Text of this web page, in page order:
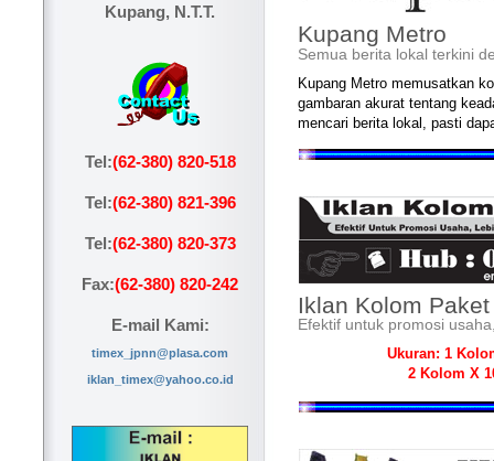
Kupang, N.T.T.
Tel:(62-380) 820-518
Tel:(62-380) 821-396
Tel:(62-380) 820-373
Fax:(62-380) 820-242
E-mail Kami:
timex_jpnn@plasa.com
iklan_timex@yahoo.co.id
Kupang Metro
Semua berita lokal terkini
Kupang Metro memusatkan
gambaran akurat tentang
mencari berita lokal, pasti
Iklan Kolom
Efektif untuk promosi
Ukuran: 1
2 Kolom X